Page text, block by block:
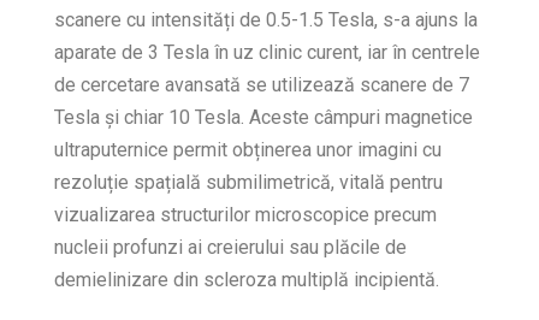
scanere cu intensități de 0.5-1.5 Tesla, s-a ajuns la
aparate de 3 Tesla în uz clinic curent, iar în centrele
de cercetare avansată se utilizează scanere de 7
Tesla și chiar 10 Tesla. Aceste câmpuri magnetice
ultraputernice permit obținerea unor imagini cu
rezoluție spațială submilimetrică, vitală pentru
vizualizarea structurilor microscopice precum
nucleii profunzi ai creierului sau plăcile de
demielinizare din scleroza multiplă incipientă.